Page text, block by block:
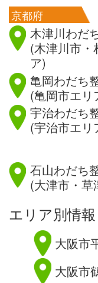
京都府
木津川わだ
(木津川市・
ア)
亀岡わだち
(亀岡市エリ
宇治わだち
(宇治市エリ
石山わだち
(大津市・草
エリア別情報
大阪市
大阪市